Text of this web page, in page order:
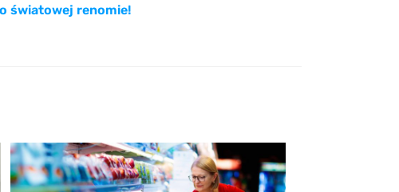
światowej renomie!